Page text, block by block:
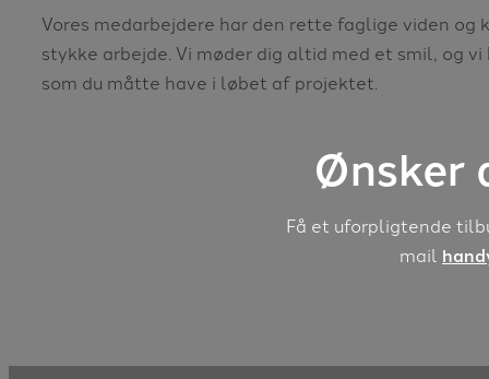
Vores medarbejdere har den rette faglige viden
stykke arbejde. Vi møder dig altid med et smil, og
som du måtte have i løbet af projektet.
Ønsker
Få et uforpligtende
mail